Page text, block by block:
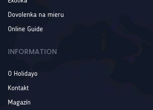
Dovolenka na mieru
Online Guide
INFORMATION
O Holidayo
Kontakt
Magazín